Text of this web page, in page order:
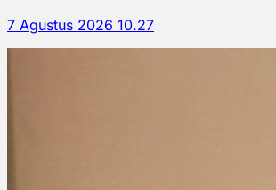
7 Agustus 2026 10.27